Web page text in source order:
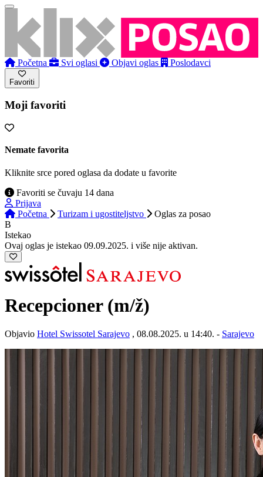
Početna Svi oglasi Objavi oglas Poslodavci
Favoriti
Moji favoriti
Nemate favorita
Kliknite srce pored oglasa da dodate u favorite
Favoriti se čuvaju 14 dana
Prijava
Početna
Turizam i ugostiteljstvo Oglas za posao
B
Istekao
Ovaj oglas je istekao 09.09.2025. i više nije aktivan.
Recepcioner (m/ž)
Objavio Hotel Swissotel Sarajevo , 08.08.2025. u 14:40. - Sarajevo